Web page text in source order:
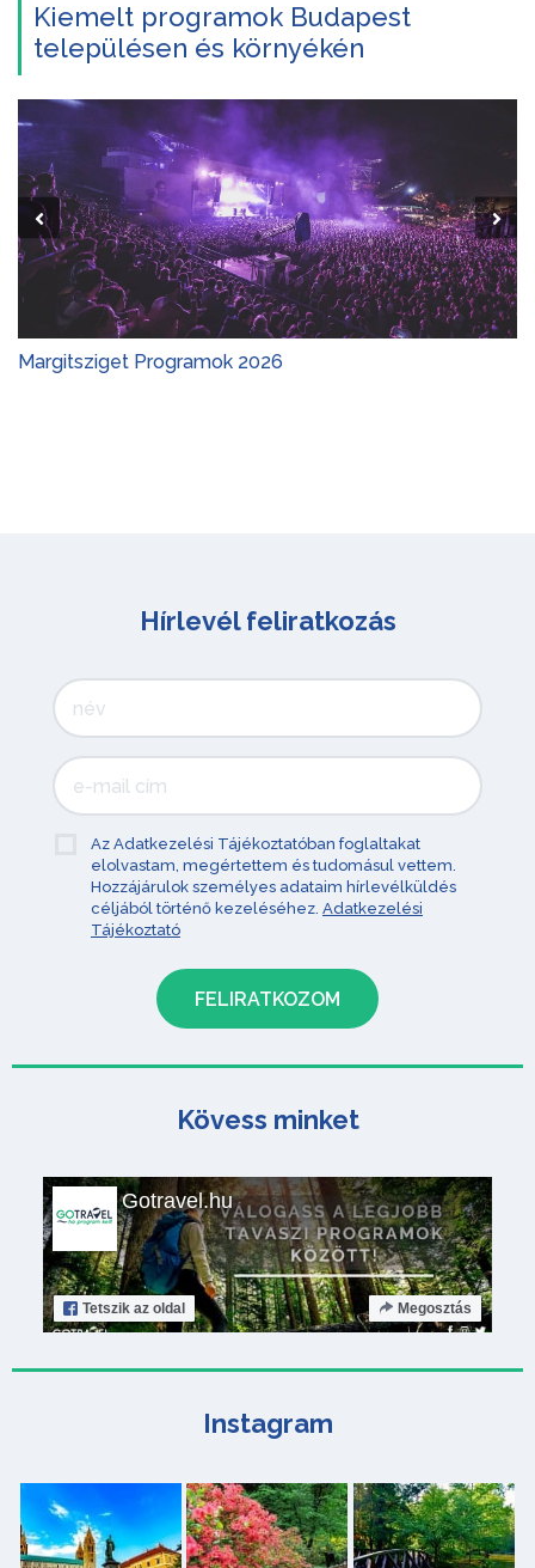
Kiemelt programok Budapest
településen és környékén
Margitsziget Programok 2026
Hírlevél feliratkozás
Az Adatkezelési Tájékoztatóban foglaltakat
elolvastam, megértettem és tudomásul vettem.
Hozzájárulok személyes adataim hírlevélküldés
céljából történő kezeléséhez. Adatkezelési
Tájékoztató
Kövess minket
Gotravel.hu
Tetszik az oldal Megosztás
Instagram